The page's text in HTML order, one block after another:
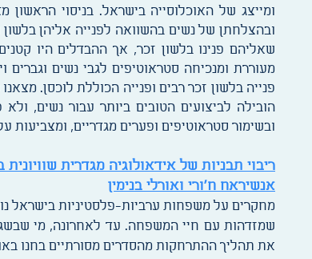
ומייצג של האוכלוסייה בישראל. בניסוי
ובהצלחתן של נשים בהשוואה לפנייה אליהן
שאליהם פנינו בלשון זכר, אך ההבדלים היו
מעוררת ומנכיחה סטראוטיפים לגבי נשים וגברים
פנייה בלשון זכר רבים ופנייה הכוללת לוכסן.
הובילה לביצועים הטובים ביותר עבור נשים,
ובשימור סטראוטיפים ופערים מגדריים,
ריבוי תבניות של אידאולוגיה מגדרית
אנשיראח ח'ורי ואורלי בנימין
מחקרים על משפחות ערביות-פלסטיניות בישראל
שמזדהות עם חיי המשפחה. עד לאחרונה, מי
את תהליך ההתרחקות מהסדרים מסורתיים בחנו